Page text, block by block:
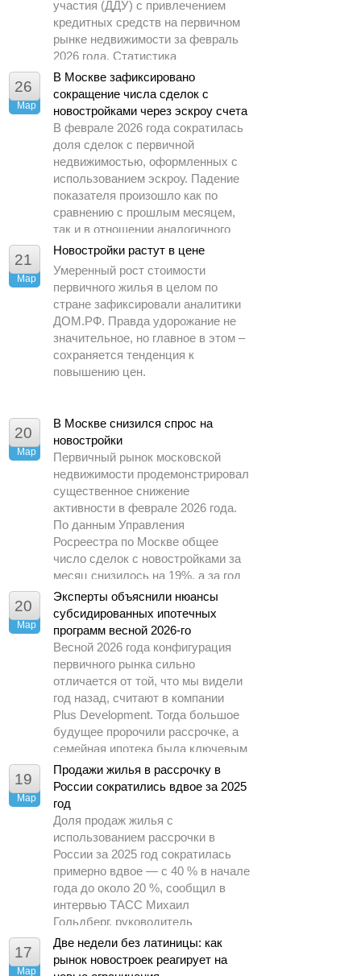
участия (ДДУ) с привлечением
кредитных средств на первичном
рынке недвижимости за февраль
2026 года. Статистика
демонстрирует заметное
охлаждение спроса по сравнению
с предыдущими периодами.
26
Мар
В Москве зафиксировано
сокращение числа сделок с
новостройками через эскроу счета
В феврале 2026 года сократилась
доля сделок с первичной
недвижимостью, оформленных с
использованием эскроу. Падение
показателя произошло как по
сравнению с прошлым месяцем,
так и в отношении аналогичного
периода 2025 года.
21
Мар
Новостройки растут в цене
Умеренный рост стоимости
первичного жилья в целом по
стране зафиксировали аналитики
ДОМ.РФ. Правда удорожание не
значительное, но главное в этом –
сохраняется тенденция к
повышению цен.
20
Мар
В Москве снизился спрос на
новостройки
Первичный рынок московской
недвижимости продемонстрировал
существенное снижение
активности в феврале 2026 года.
По данным Управления
Росреестра по Москве общее
число сделок с новостройками за
месяц снизилось на 19%, а за год
– почти в 1,5 раза.
20
Мар
Эксперты объяснили нюансы
субсидированных ипотечных
программ весной 2026-го
Весной 2026 года конфигурация
первичного рынка сильно
отличается от той, что мы видели
год назад, считают в компании
Plus Development. Тогда большое
будущее пророчили рассрочке, а
семейная ипотека была ключевым
драйвером спроса.
19
Мар
Продажи жилья в рассрочку в
России сократились вдвое за 2025
год
Доля продаж жилья с
использованием рассрочки в
России за 2025 год сократилась
примерно вдвое — с 40 % в начале
года до около 20 %, сообщил в
интервью ТАСС Михаил
Гольдберг, руководитель
аналитического центра ДОМ.РФ.
17
Мар
Две недели без латиницы: как
рынок новостроек реагирует на